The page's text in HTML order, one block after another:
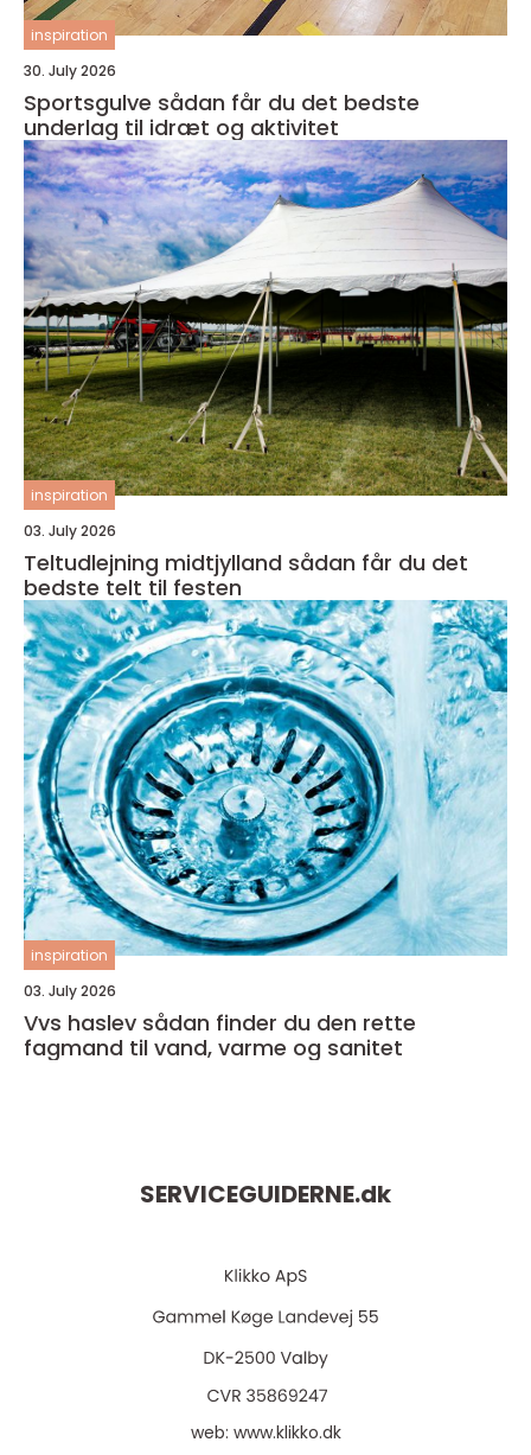
inspiration
30. July 2026
Sportsgulve sådan får du det bedste
underlag til idræt og aktivitet
inspiration
03. July 2026
Teltudlejning midtjylland sådan får du det
bedste telt til festen
inspiration
03. July 2026
Vvs haslev sådan finder du den rette
fagmand til vand, varme og sanitet
SERVICEGUIDERNE.dk
web: www.klikko.dk